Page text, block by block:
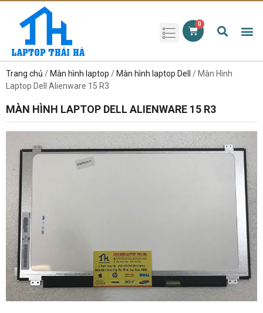
Trang chủ / Màn hình laptop / Màn hình laptop Dell
/ Màn Hình
Laptop Dell Alienware 15 R3
MÀN HÌNH LAPTOP DELL ALIENWARE 15 R3